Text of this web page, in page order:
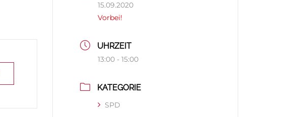
15.09.2020
Vorbei!
UHRZEIT
13:00 - 15:00
KATEGORIE
SPD